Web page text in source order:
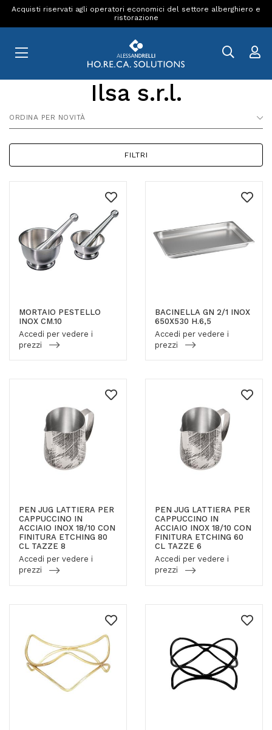
Acquisti riservati agli operatori economici del settore alberghiero e
ristorazione
Ilsa s.r.l.
ORDINA PER NOVITÀ
FILTRI
MORTAIO PESTELLO
INOX CM.10
Accedi per vedere i
prezzi
BACINELLA GN 2/1 INOX
650X530 H.6,5
Accedi per vedere i
prezzi
PEN JUG LATTIERA PER
CAPPUCCINO IN
ACCIAIO INOX 18/10 CON
FINITURA ETCHING 80
CL TAZZE 8
Accedi per vedere i
prezzi
PEN JUG LATTIERA PER
CAPPUCCINO IN
ACCIAIO INOX 18/10 CON
FINITURA ETCHING 60
CL TAZZE 6
Accedi per vedere i
prezzi